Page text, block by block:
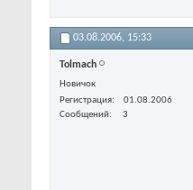
03.08.2006, 15:33
Tolmach
Новичок
Регистрация
01.08.2006
Сообщений
3